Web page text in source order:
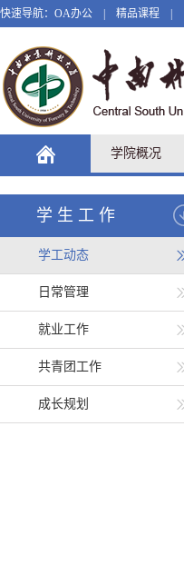
快速导航： OA办公 精品课程
学院概况
学生工作
学工动态
日常管理
就业工作
共青团工作
成长规划